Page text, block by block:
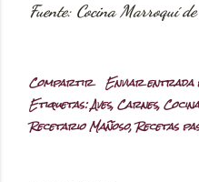
Fuente: Cocina Marroquí
Compartir Enviar
Etiquetas:Aves Carnes
Recetario Mañoso Recetas